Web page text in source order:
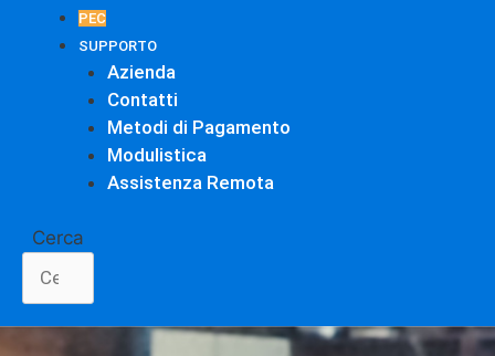
PEC
SUPPORTO
Azienda
Contatti
Metodi di Pagamento
Modulistica
Assistenza Remota
Cerca